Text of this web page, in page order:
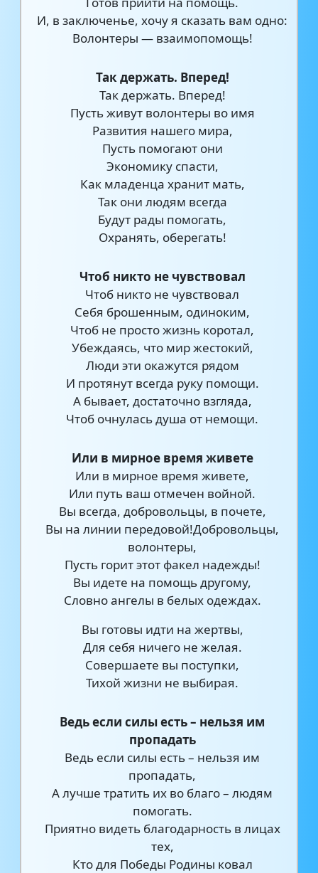
И, в заключенье, хочу я сказать вам одно:
Волонтеры — взаимопомощь!
Так держать. Вперед!
Так держать. Вперед!
Пусть живут волонтеры во имя
Развития нашего мира,
Пусть помогают они
Экономику спасти,
Как младенца хранит мать,
Так они людям всегда
Будут рады помогать,
Охранять, оберегать!
Чтоб никто не чувствовал
Чтоб никто не чувствовал
Себя брошенным, одиноким,
Чтоб не просто жизнь коротал,
Убеждаясь, что мир жестокий,
Люди эти окажутся рядом
И протянут всегда руку помощи.
А бывает, достаточно взгляда,
Чтоб очнулась душа от немощи.
Или в мирное время живете
Или в мирное время живете,
Или путь ваш отмечен войной.
Вы всегда, добровольцы, в почете,
Вы на линии передовой!Добровольцы,
волонтеры,
Пусть горит этот факел надежды!
Вы идете на помощь другому,
Словно ангелы в белых одеждах.
Вы готовы идти на жертвы,
Для себя ничего не желая.
Совершаете вы поступки,
Тихой жизни не выбирая.
Ведь если силы есть – нельзя им
пропадать
Ведь если силы есть – нельзя им
пропадать,
А лучше тратить их во благо – людям
помогать.
Приятно видеть благодарность в лицах
тех,
Кто для Победы Родины ковал